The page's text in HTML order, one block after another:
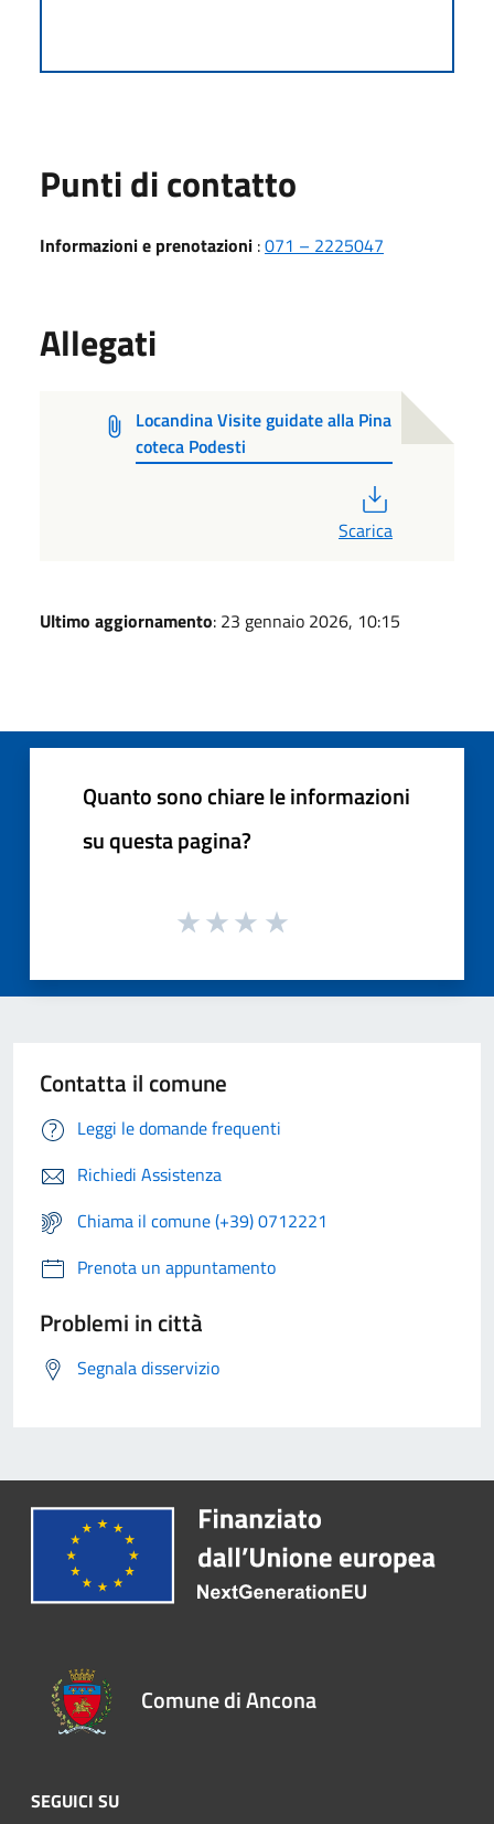
Punti di contatto
Informazioni e prenotazioni :071 – 2225047
Allegati
Locandina Visite guidate alla Pina
coteca Podesti
Scarica
Ultimo aggiornamento: 23 gennaio 2026, 10:15
Quanto sono chiare le informazioni
su questa pagina?
Contatta il comune
Leggi le domande frequenti
Richiedi Assistenza
Chiama il comune (+39) 0712221
Prenota un appuntamento
Problemi in città
Segnala disservizio
Comune di Ancona
SEGUICI SU